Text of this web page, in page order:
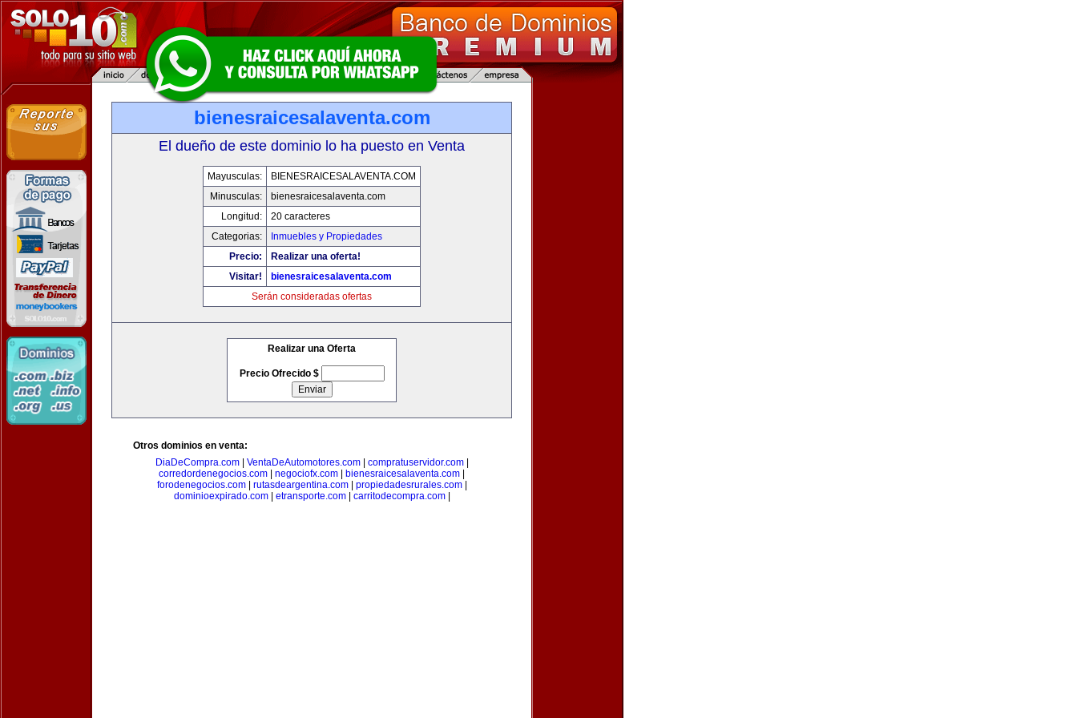
bienesraicesalaventa.com
El dueño de este dominio lo ha puesto en Venta
Mayusculas:
BIENESRAICESALAVENTA.COM
Minusculas:
bienesraicesalaventa.com
Longitud:
20 caracteres
Categorias:
Inmuebles y Propiedades
Precio:
Realizar una oferta!
Visitar!
bienesraicesalaventa.com
Serán consideradas ofertas
Realizar una Oferta
Precio Ofrecido $
Otros dominios en venta:
DiaDeCompra.com| VentaDeAutomotores.com| compratuservidor.com|
corredordenegocios.com
negociofx.com bienesraicesalaventa.com
forodenegocios.com| rutasdeargentina.com| propiedadesrurales.com|
dominioexpirado.com| etransporte.com| carritodecompra.com|